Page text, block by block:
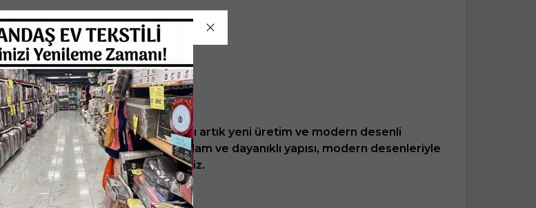
süsleyen Brillant markası artık yeni üretim ve modern desenli
yeniliğini evinize taşıyacak. Sağlam ve dayanıklı yapısı, modern desenleriyle
diye düşünmekteyiz.